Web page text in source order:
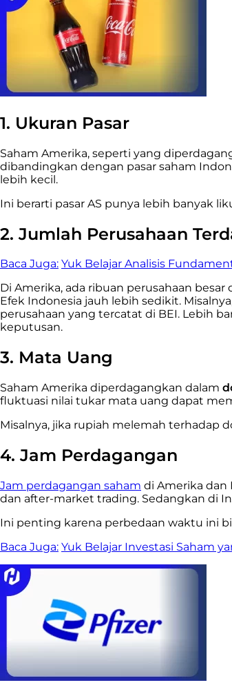
1. Ukuran Pasar
Saham Amerika, seperti yang
dibandingkan dengan pasar saham
lebih kecil.
Ini berarti pasar AS punya lebih banyak
2. Jumlah Perusahaan
Baca Juga: Yuk Belajar Analisis
Di Amerika, ada ribuan perusahaan
Efek Indonesia jauh lebih sedikit.
perusahaan yang tercatat di BEI. Lebih
keputusan.
3. Mata Uang
Saham Amerika diperdagangkan dalam
fluktuasi nilai tukar mata uang dapat
Misalnya, jika rupiah melemah terhadap
4. Jam Perdagangan
Jam perdagangan saham di Amerika dan
dan after-market trading. Sedangkan di
Ini penting karena perbedaan waktu ini
Baca Juga: Yuk Belajar Investasi Saham